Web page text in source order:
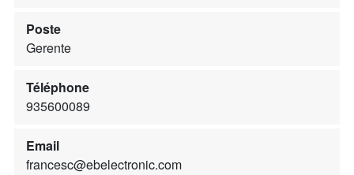
Poste
Gerente
Téléphone
935600089
Email
francesc@ebelectronic.com